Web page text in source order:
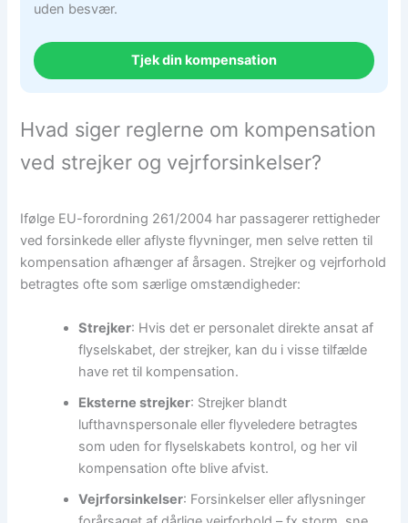
uden besvær.
Tjek din kompensation
Hvad siger reglerne om kompensation
ved strejker og vejrforsinkelser?
Ifølge EU-forordning 261/2004 har passagerer rettigheder
ved forsinkede eller aflyste flyvninger, men selve retten til
kompensation afhænger af årsagen. Strejker og vejrforhold
betragtes ofte som særlige omstændigheder:
Strejker: Hvis det er personalet direkte ansat af
flyselskabet, der strejker, kan du i visse tilfælde
have ret til kompensation.
Eksterne strejker: Strejker blandt
lufthavnspersonale eller flyveledere betragtes
som uden for flyselskabets kontrol, og her vil
kompensation ofte blive afvist.
Vejrforsinkelser: Forsinkelser eller aflysninger